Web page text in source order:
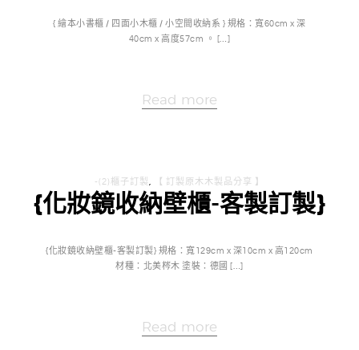
{ 繪本小書櫃 / 四面小木櫃 / 小空間收納系 } 規格：寬60cm x 深
40cm x 高度57cm 。 […]
Read more
-(2)櫃子訂製, 【 訂製原木木製品分享 】
{化妝鏡收納壁櫃-客製訂製}
{化妝鏡收納壁櫃-客製訂製} 規格：寬129cm x 深10cm x 高120cm
材種：北美梣木 塗裝：德國 […]
Read more